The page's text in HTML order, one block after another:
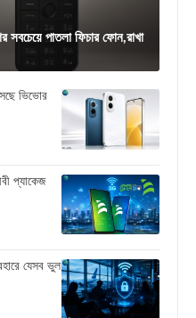
সবচেয়ে পাতলা ফিচার ফোন,রাখা
ভিভোর
প্যাকেজ
যেসব ভুল